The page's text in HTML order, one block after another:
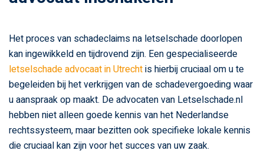
Het proces van schadeclaims na letselschade doorlopen
kan ingewikkeld en tijdrovend zijn. Een gespecialiseerde
letselschade advocaat in Utrechtis hierbij cruciaal om u te
begeleiden bij het verkrijgen van de schadevergoeding waar
u aanspraak op maakt. De advocaten van Letselschade.nl
hebben niet alleen goede kennis van het Nederlandse
rechtssysteem, maar bezitten ook specifieke lokale kennis
die cruciaal kan zijn voor het succes van uw zaak.